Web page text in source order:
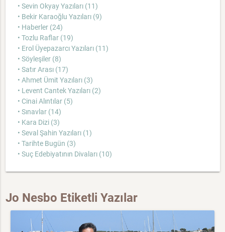
• Sevin Okyay Yazıları (11)
• Bekir Karaoğlu Yazıları (9)
• Haberler (24)
• Tozlu Raflar (19)
• Erol Üyepazarcı Yazıları (11)
• Söyleşiler (8)
• Satır Arası (17)
• Ahmet Ümit Yazıları (3)
• Levent Cantek Yazıları (2)
• Cinai Alıntılar (5)
• Sınavlar (14)
• Kara Dizi (3)
• Seval Şahin Yazıları (1)
• Tarihte Bugün (3)
• Suç Edebiyatının Divaları (10)
Jo Nesbo Etiketli Yazılar